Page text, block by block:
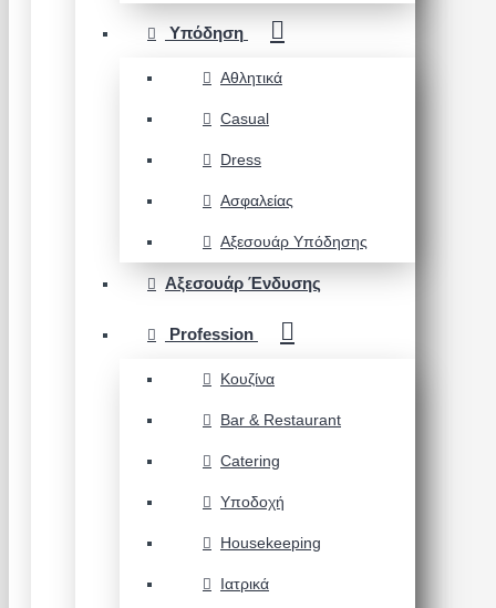
Υπόδηση
Αθλητικά
Casual
Dress
Ασφαλείας
Αξεσουάρ Υπόδησης
Αξεσουάρ Ένδυσης
Profession
Κουζίνα
Bar & Restaurant
Catering
Υποδοχή
Housekeeping
Ιατρικά